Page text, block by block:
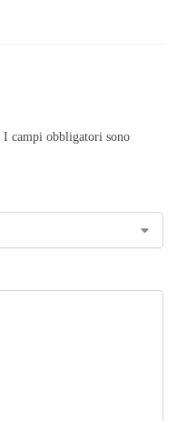
I campi obbligatori sono